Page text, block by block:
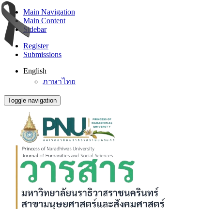
Main Navigation
Main Content
Sidebar
Register
Submissions
English
ภาษาไทย
Toggle navigation